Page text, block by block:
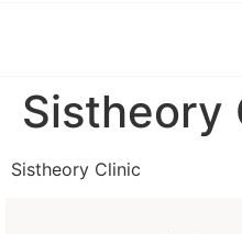
Sistheory
Sistheory Clinic